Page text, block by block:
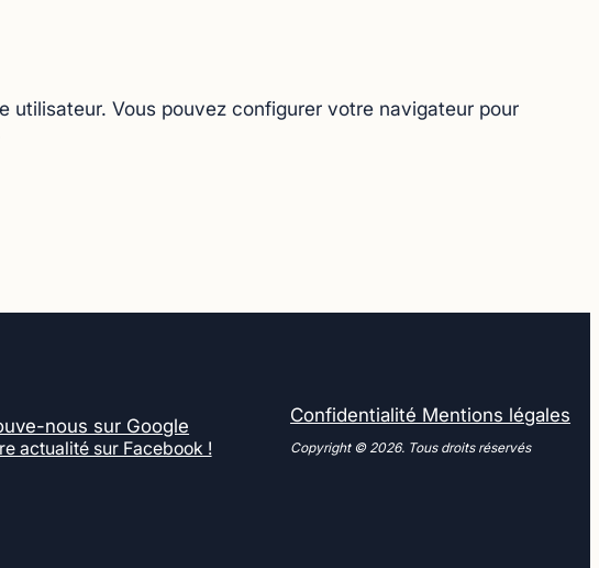
utilisateur. Vous pouvez configurer votre navigateur pour
nous sur Google
actualité sur Facebook !
Confidentialité Mentions légales
Copyright © 2026. Tous droits réservés